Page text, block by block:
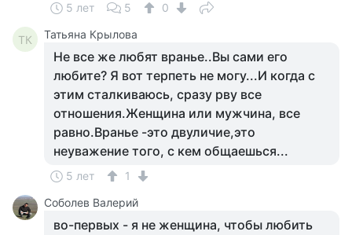
5 лет 5 0
ТК Татьяна Крылова
Не все же любят вранье..Вы сами его
любите? Я вот терпеть не могу...И когда с
этим сталкиваюсь, сразу рву все
отношения.Женщина или мужчина, все
равно.Вранье -это двуличие,это
неуважение того, с кем общаешься...
5 лет
1
Соболев Валерий
во-первых - я не женщина, чтобы любить